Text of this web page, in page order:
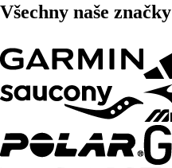
Všechny naše značky